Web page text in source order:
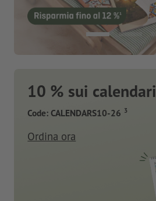
10 % sui calendari
Code: CALENDARS10-26 3
Ordina ora